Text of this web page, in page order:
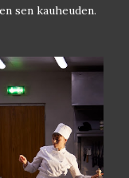
sen kauheuden.